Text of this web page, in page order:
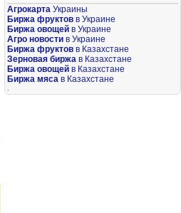
Агрокарта Украины
Биржа фруктов в Украине
Биржа овощей в Украине
Агро новости в Украине
Биржа фруктов в Казахстане
Зерновая биржа в Казахстане
Биржа овощей в Казахстане
Биржа мяса в Казахстане